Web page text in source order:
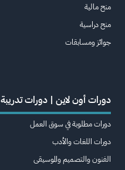
منح مالية
منح دراسية
جوائز ومسابقات
دورات أون لاين | دورات تدريبة
دورات مطلوبة في سوق العمل
دورات اللغات والأدب
الفنون والتصميم والموسيقى